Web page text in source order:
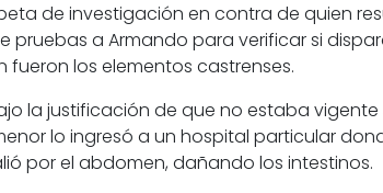
de investigación en contra de quien
pruebas a Armando para verificar si
los elementos castrenses.
la justificación de que no estaba vigente
lo ingresó a un hospital particular
por el abdomen, dañando los intestinos.